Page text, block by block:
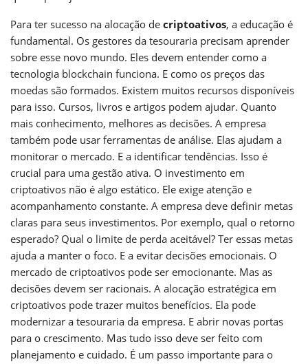
Para ter sucesso na alocação de criptoativos, a educação é
fundamental. Os gestores da tesouraria precisam aprender
sobre esse novo mundo. Eles devem entender como a
tecnologia blockchain funciona. E como os preços das
moedas são formados. Existem muitos recursos disponíveis
para isso. Cursos, livros e artigos podem ajudar. Quanto
mais conhecimento, melhores as decisões. A empresa
também pode usar ferramentas de análise. Elas ajudam a
monitorar o mercado. E a identificar tendências. Isso é
crucial para uma gestão ativa. O investimento em
criptoativos não é algo estático. Ele exige atenção e
acompanhamento constante. A empresa deve definir metas
claras para seus investimentos. Por exemplo, qual o retorno
esperado? Qual o limite de perda aceitável? Ter essas metas
ajuda a manter o foco. E a evitar decisões emocionais. O
mercado de criptoativos pode ser emocionante. Mas as
decisões devem ser racionais. A alocação estratégica em
criptoativos pode trazer muitos benefícios. Ela pode
modernizar a tesouraria da empresa. E abrir novas portas
para o crescimento. Mas tudo isso deve ser feito com
planejamento e cuidado. É um passo importante para o